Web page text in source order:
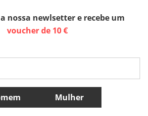
Slovenija
Danmark Norge
Mais países
nossa newlsetter e recebe um
voucher de 10 €
Mulher